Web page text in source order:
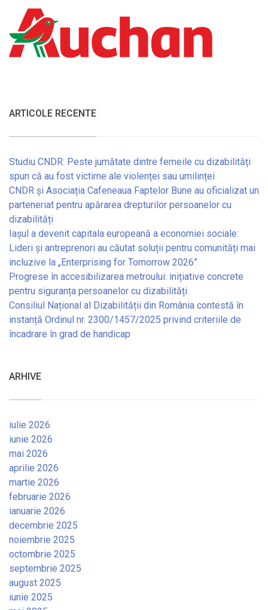
ARTICOLE RECENTE
Studiu CNDR: Peste jumătate dintre femeile cu dizabilități
spun că au fost victime ale violenței sau umilinței
CNDR și Asociația Cafeneaua Faptelor Bune au oficializat un
parteneriat pentru apărarea drepturilor persoanelor cu
dizabilități
Iașul a devenit capitala europeană a economiei sociale:
Lideri și antreprenori au căutat soluții pentru comunități mai
incluzive la „Enterprising for Tomorrow 2026”
Progrese în accesibilizarea metroului: inițiative concrete
pentru siguranța persoanelor cu dizabilități
Consiliul Național al Dizabilității din România contestă în
instanță Ordinul nr. 2300/1457/2025 privind criteriile de
încadrare în grad de handicap
ARHIVE
iulie 2026
iunie 2026
mai 2026
aprilie 2026
martie 2026
februarie 2026
ianuarie 2026
decembrie 2025
noiembrie 2025
octombrie 2025
septembrie 2025
august 2025
iunie 2025